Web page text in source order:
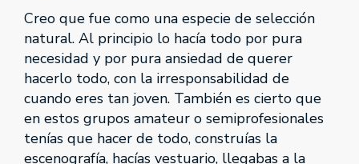
Creo que fue como una especie de selección
natural. Al principio lo hacía todo por pura
necesidad y por pura ansiedad de querer
hacerlo todo, con la irresponsabilidad de
cuando eres tan joven. También es cierto que
en estos grupos amateur o semiprofesionales
tenías que hacer de todo, construías la
escenografía, hacías vestuario, llegabas a la